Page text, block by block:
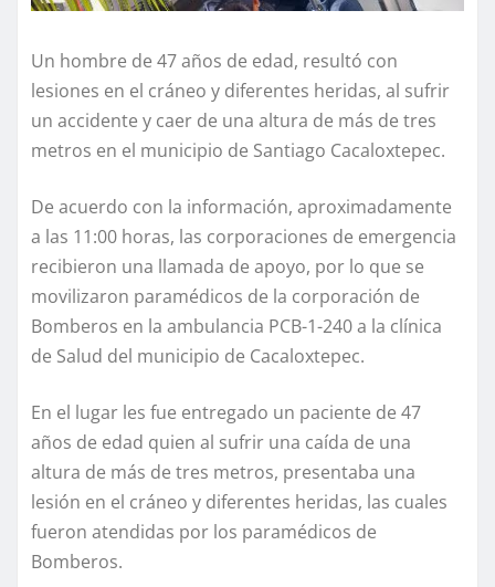
Un hombre de 47 años de edad, resultó con
lesiones en el cráneo y diferentes heridas, al sufrir
un accidente y caer de una altura de más de tres
metros en el municipio de Santiago Cacaloxtepec.
De acuerdo con la información, aproximadamente
a las 11:00 horas, las corporaciones de emergencia
recibieron una llamada de apoyo, por lo que se
movilizaron paramédicos de la corporación de
Bomberos en la ambulancia PCB-1-240 a la clínica
de Salud del municipio de Cacaloxtepec.
En el lugar les fue entregado un paciente de 47
años de edad quien al sufrir una caída de una
altura de más de tres metros, presentaba una
lesión en el cráneo y diferentes heridas, las cuales
fueron atendidas por los paramédicos de
Bomberos.